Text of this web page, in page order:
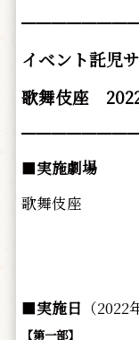
イベント託児
歌舞伎座
■実施劇場
歌舞伎座
■実施日 （2022
【第一部】